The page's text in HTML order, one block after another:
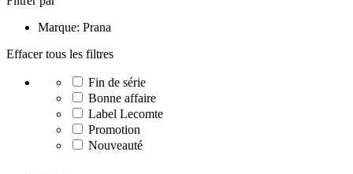
Marque: Prana
Effacer tous les filtres
Fin de série
Bonne affaire
Label Lecomte
Promotion
Nouveauté